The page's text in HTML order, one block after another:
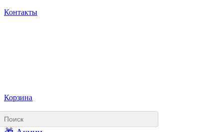
Контакты
Корзина